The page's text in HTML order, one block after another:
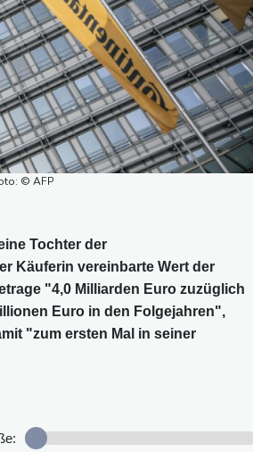
© AFP
Tochter der
Käuferin vereinbarte Wert der
"4,0 Milliarden Euro zuzüglich
Euro in den Folgejahren",
"zum ersten Mal in seiner